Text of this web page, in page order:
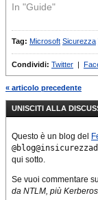
In "Guide"
Tag: Microsoft Sicurezza
Condividi: Twitter |
« articolo precedente
UNISCITI ALLA
Questo è un blog del
qui sotto.
Se vuoi commentare su
da NTLM, più Kerberos